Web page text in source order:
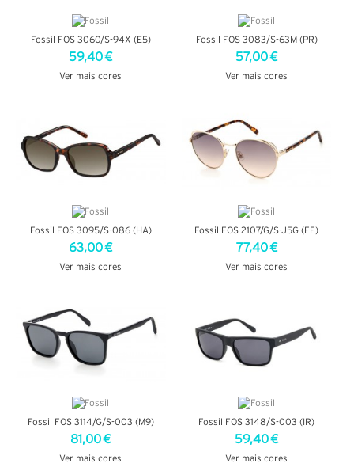
Fossil FOS 3060/S-94X (E5)
59,40 €
Ver mais cores
Fossil FOS 3083/S-63M (PR)
57,00 €
Ver mais cores
Fossil FOS 3095/S-086 (HA)
63,00 €
Ver mais cores
Fossil FOS 2107/G/S-J5G (FF)
77,40 €
Ver mais cores
Fossil FOS 3114/G/S-003 (M9)
81,00 €
Ver mais cores
Fossil FOS 3148/S-003 (IR)
59,40 €
Ver mais cores